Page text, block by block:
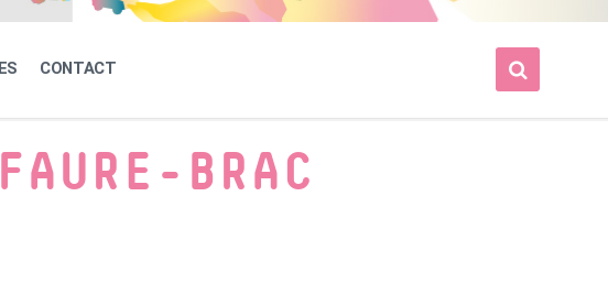
CONTACT
BRAC